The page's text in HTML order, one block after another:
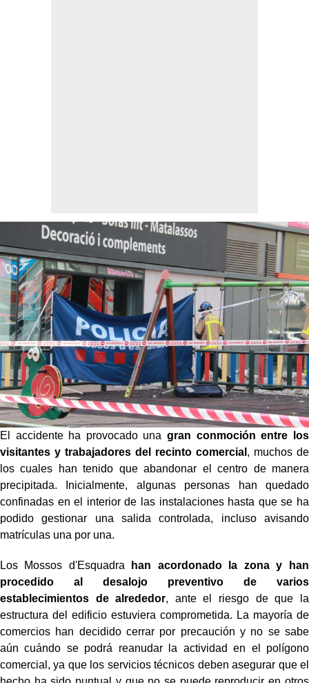
El accidente ha provocado una gran conmoción entre los
visitantes y trabajadores del recinto comercial , muchos de
los cuales han tenido que abandonar el centro de manera
precipitada. Inicialmente, algunas personas han quedado
confinadas en el interior de las instalaciones hasta que se ha
podido gestionar una salida controlada, incluso avisando
matrículas una por una.
Los Mossos d'Esquadra
han acordonado la zona y han
procedido al desalojo preventivo de varios
establecimientos de alrededor, ante el riesgo de que la
estructura del edificio estuviera comprometida. La mayoría de
comercios han decidido cerrar por precaución y no se sabe
aún cuándo se podrá reanudar la actividad en el polígono
comercial, ya que los servicios técnicos deben asegurar que el